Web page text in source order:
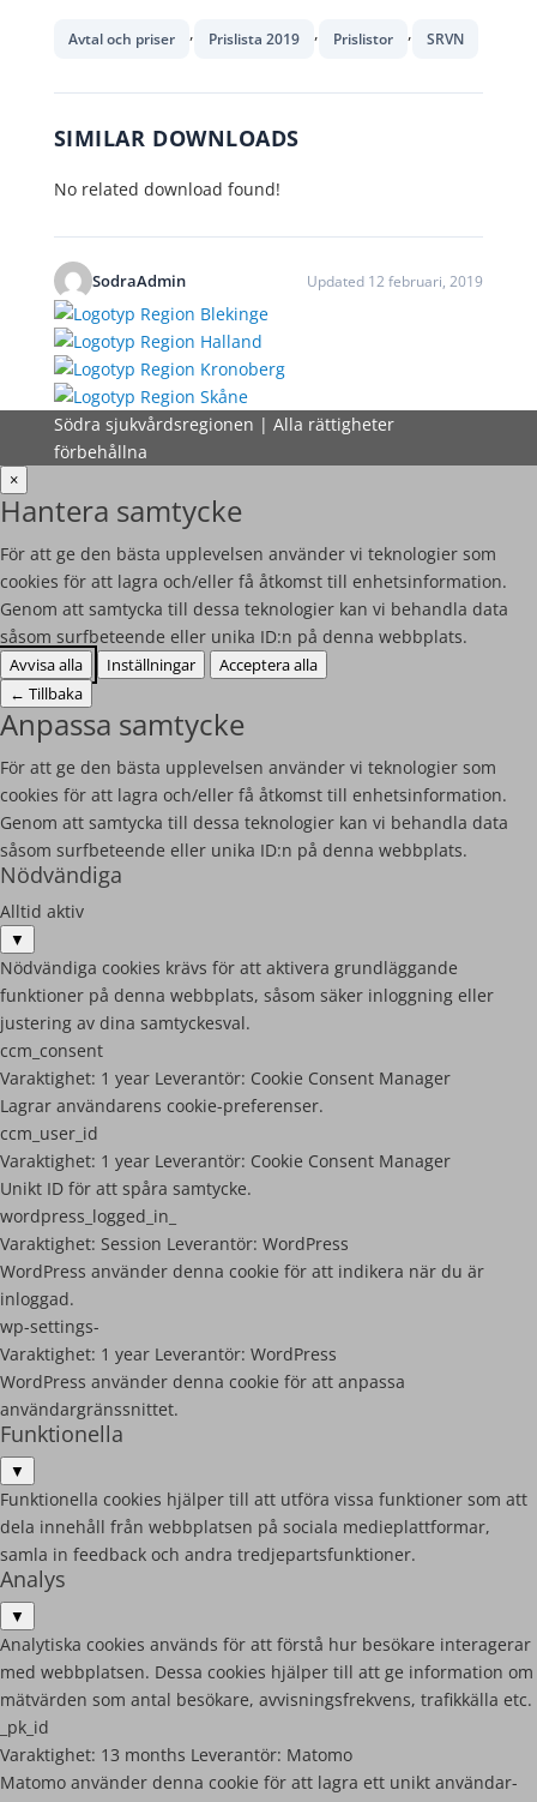
Avtal och priser , Prislista 2019 , Prislistor , SRVN
SIMILAR DOWNLOADS
No related download found!
SodraAdmin Updated 12 februari, 2019
Södra sjukvårdsregionen | Alla rättigheter
förbehållna
×
Hantera samtycke
För att ge den bästa upplevelsen använder vi teknologier som
cookies för att lagra och/eller få åtkomst till enhetsinformation.
Genom att samtycka till dessa teknologier kan vi behandla data
såsom surfbeteende eller unika ID:n på denna webbplats.
Avvisa alla Inställningar
Acceptera alla
← Tillbaka
Anpassa samtycke
För att ge den bästa upplevelsen använder vi teknologier som
cookies för att lagra och/eller få åtkomst till enhetsinformation.
Genom att samtycka till dessa teknologier kan vi behandla data
såsom surfbeteende eller unika ID:n på denna webbplats.
Nödvändiga
Alltid aktiv
▼
Nödvändiga cookies krävs för att aktivera grundläggande
funktioner på denna webbplats, såsom säker inloggning eller
justering av dina samtyckesval.
ccm_consent
Varaktighet: 1 year Leverantör: Cookie Consent Manager
Lagrar användarens cookie-preferenser.
ccm_user_id
Varaktighet: 1 year Leverantör: Cookie Consent Manager
Unikt ID för att spåra samtycke.
wordpress_logged_in_
Varaktighet: Session Leverantör: WordPress
WordPress använder denna cookie för att indikera när du är
inloggad.
wp-settings-
Varaktighet: 1 year Leverantör: WordPress
WordPress använder denna cookie för att anpassa
användargränssnittet.
Funktionella
▼
Funktionella cookies hjälper till att utföra vissa funktioner som att
dela innehåll från webbplatsen på sociala medieplattformar,
samla in feedback och andra tredjepartsfunktioner.
Analys
▼
Analytiska cookies används för att förstå hur besökare interagerar
med webbplatsen. Dessa cookies hjälper till att ge information om
mätvärden som antal besökare, avvisningsfrekvens, trafikkälla etc.
_pk_id
Varaktighet: 13 months Leverantör: Matomo
Matomo använder denna cookie för att lagra ett unikt användar-